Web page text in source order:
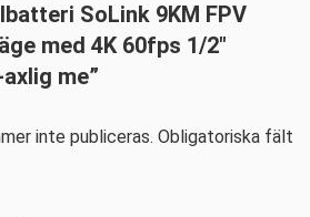
SoLink 9KM FPV
med 4K 60fps 1/2″
me”
inte publiceras. Obligatoriska fält